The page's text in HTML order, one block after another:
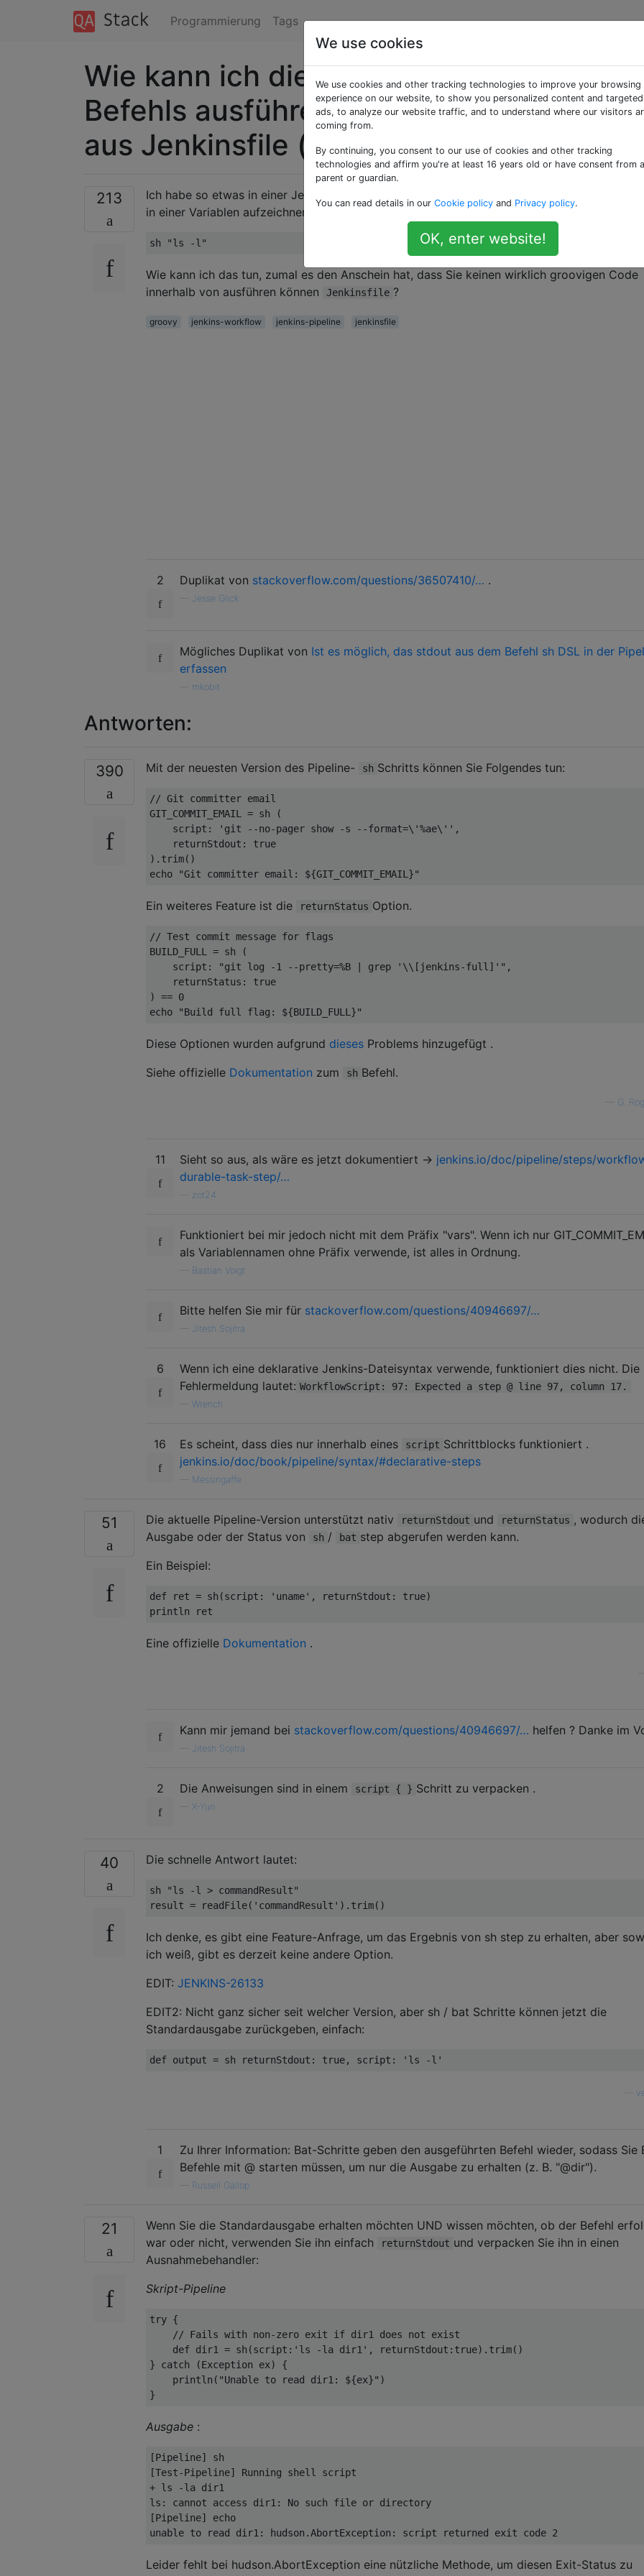
Programmierung Tags
Wie kann ich die Ausgabe eines Shell-
Befehls ausführen, der mit einer
aus Jenkinsfile (groovy) ausgeführt
213
Ich habe so etwas in einer Jenkins-Datei (Groovy) und möchte den Standard- und den
in einer Variablen aufzeichnen, um die Informationen später zu verwenden.
sh "ls -l"
Wie kann ich das tun, zumal es den Anschein hat, dass Sie keinen wirklich groovigen Code
innerhalb von ausführen können
Jenkinsfile ?
groovy jenkins-workflow jenkins-pipeline jenkinsfile
2 Duplikat von stackoverflow.com/questions/36507410/… .
Jesse Glick
Mögliches Duplikat von Ist es möglich, das stdout aus dem Befehl sh DSL in der
erfassen
mkobit
Antworten:
390 Mit der neuesten Version des Pipeline- sh Schritts können Sie Folgendes tun:
// Git committer email
GIT_COMMIT_EMAIL = sh
(
    script
: 'git --no-pager show -s --format=\'%ae\'' ,
    returnStdout
:
true
). trim()
echo
"Git committer email: ${GIT_COMMIT_EMAIL}"
Ein weiteres Feature ist die returnStatus Option.
// Test commit message for flags
BUILD_FULL = sh
(
    script
: "git log -1 --pretty=%B | grep '\\[jenkins-full]'" ,
    returnStatus
:
true
)
== 0
echo
"Build full flag: ${BUILD_FULL}"
Diese Optionen wurden aufgrund dieses Problems hinzugefügt .
Siehe offizielle Dokumentation zum sh Befehl.
G.
11 Sieht so aus, als wäre es jetzt dokumentiert -> jenkins.io/doc/pipeline/steps/
durable-task-step/…
zot24
Funktioniert bei mir jedoch nicht mit dem Präfix "vars". Wenn ich nur
als Variablennamen ohne Präfix verwende, ist alles in Ordnung.
Bastian Voigt
Bitte helfen Sie mir für stackoverflow.com/questions/40946697/…
Jitesh Sojitra
6
Wenn ich eine deklarative Jenkins-Dateisyntax verwende, funktioniert dies nicht. Die
Fehlermeldung lautet: WorkflowScript: 97: Expected a step @ line 97, column 17.
Wrench
16 Es scheint, dass dies nur innerhalb eines script Schrittblocks funktioniert .
jenkins.io/doc/book/pipeline/syntax/#declarative-steps
Messingaffe
51 Die aktuelle Pipeline-Version unterstützt nativ returnStdout und returnStatus , wodurch
Ausgabe oder der Status von
sh / bat step abgerufen werden kann.
Ein Beispiel:
def ret = sh (script : 'uname' , returnStdout : true)
println ret
Eine offizielle Dokumentation .
Kann mir jemand bei stackoverflow.com/questions/40946697/… helfen ? Danke im
Jitesh Sojitra
2 Die Anweisungen sind in einem script { } Schritt zu verpacken .
X-Yuri
40 Die schnelle Antwort lautet:
sh
"ls -l > commandResult"
result = readFile( 'commandResult' ). trim()
Ich denke, es gibt eine Feature-Anfrage, um das Ergebnis von sh step zu erhalten, aber
ich weiß, gibt es derzeit keine andere Option.
EDIT: JENKINS-26133
EDIT2: Nicht ganz sicher seit welcher Version, aber sh / bat Schritte können jetzt die
Standardausgabe zurückgeben, einfach:
def output = sh returnStdout : true, script : 'ls -l'
1
Zu Ihrer Information: Bat-Schritte geben den ausgeführten Befehl wieder, sodass Sie
Befehle mit @ starten müssen, um nur die Ausgabe zu erhalten (z. B. "@dir").
Russell Gallop
21
Wenn Sie die Standardausgabe erhalten möchten UND wissen möchten, ob der Befehl
war oder nicht, verwenden Sie ihn einfach
returnStdout und verpacken Sie ihn in einen
Ausnahmebehandler:
Skript-Pipeline
try {
// Fails with non-zero exit if dir1 does not exist
def dir1 = sh (script : 'ls -la dir1' , returnStdout : true). trim()
}
catch (Exception ex)
{
    println
( "Unable to read dir1: ${ex}" )
}
Ausgabe :
[Pipeline]
[Test-Pipeline] Running
+ ls -la dir1
ls : cannot access dir1 : No such file or
[Pipeline]
echo
unable to read dir1 : hudson .AbortException : script returned exit code 2
Leider fehlt bei hudson.AbortException eine nützliche Methode, um diesen Exit-Status zu
We use cookies
We use cookies and other tracking technologies to improve your browsing
experience on our website, to show you personalized content and targeted
ads, to analyze our website traffic, and to understand where our visitors
coming from.
By continuing, you consent to our use of cookies and other tracking
technologies and affirm you're at least 16 years old or have consent from a
parent or guardian.
You can read details in our Cookie policy and Privacy policy.
OK, enter website!